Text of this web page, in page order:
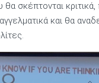
σκέπτονται
και θα